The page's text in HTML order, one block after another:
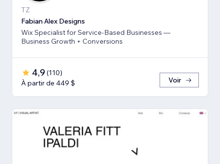
TZ
Fabian Alex Designs
Wix Specialist for Service-Based Businesses —
Business Growth + Conversions
4,9 (110)
À partir de 449 $
Voir